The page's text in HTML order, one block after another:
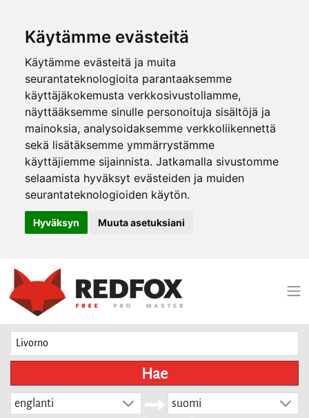
Käytämme evästeitä
Käytämme evästeitä ja muita
seurantateknologioita parantaaksemme
käyttäjäkokemusta verkkosivustollamme,
näyttääksemme sinulle personoituja sisältöjä ja
mainoksia, analysoidaksemme verkkoliikennettä
sekä lisätäksemme ymmärrystämme
käyttäjiemme sijainnista. Jatkamalla sivustomme
selaamista hyväksyt evästeiden ja muiden
seurantateknologioiden käytön.
Hyväksyn Muuta asetuksiani
Hae
englanti suomi